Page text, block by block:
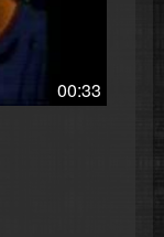
00:33